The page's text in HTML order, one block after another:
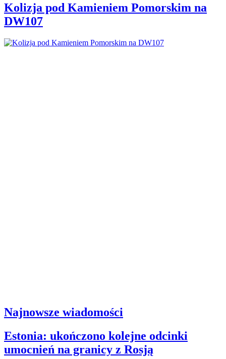
Kolizja pod Kamieniem Pomorskim na
DW107
Najnowsze wiadomości
Estonia: ukończono kolejne odcinki
umocnień na granicy z Rosją